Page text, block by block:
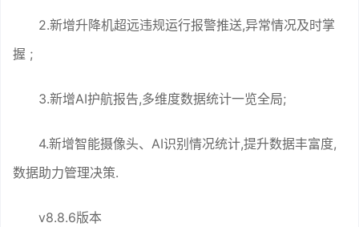
2.新增升降机超远违规运行报警推送,异常情况及时掌
握 ;
3.新增AI护航报告,多维度数据统计一览全局;
4.新增智能摄像头、AI识别情况统计,提升数据丰富度,
数据助力管理决策.
v8.8.6版本